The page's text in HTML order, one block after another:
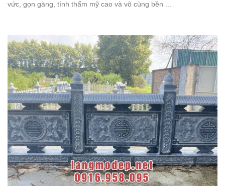
vức, gọn gàng, tính thẩm mỹ cao và vô cùng bền ...